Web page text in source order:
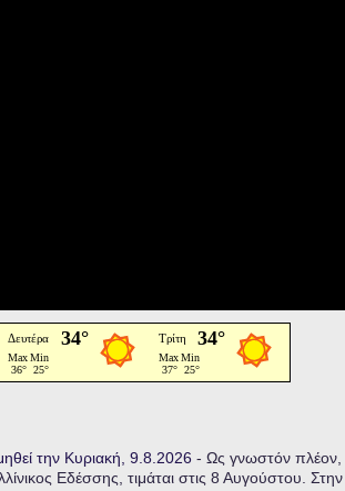
την Κυριακή, 9.8.2026 - Ως γνωστόν πλέον,
Εδέσσης, τιμάται στις 8 Αυγούστου. Στην